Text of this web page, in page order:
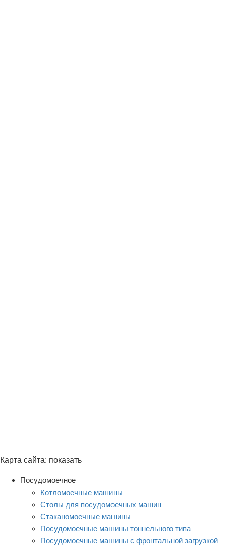
Карта сайта: показать
Посудомоечное
Котломоечные машины
Столы для посудомоечных машин
Стаканомоечные машины
Посудомоечные машины тоннельного типа
Посудомоечные машины с фронтальной загрузкой